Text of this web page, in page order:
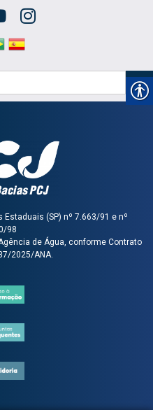
(SP) nº 7.663/91 e nº
98
de Água, conforme Contrato
2025/ANA.